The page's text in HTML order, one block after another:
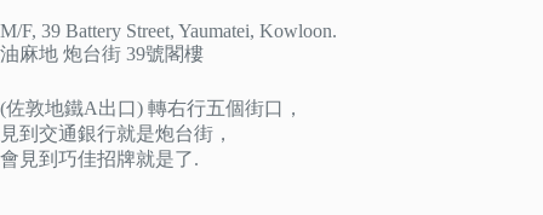
M/F, 39 Battery Street, Yaumatei, Kowloon.
油麻地 炮台街 39號閣樓
(佐敦地鐵A出口) 轉右行五個街口，
見到交通銀行就是炮台街，
會見到巧佳招牌就是了.